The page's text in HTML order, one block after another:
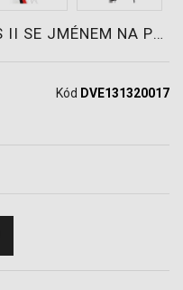
ODRÁŽEDLO TEREZKA PLUS II SE JMÉNEM NA PŘÁNÍ
Kód DVE131320017